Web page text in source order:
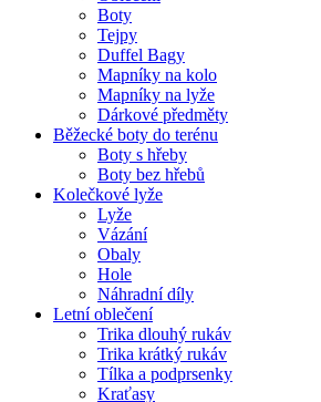
Boty
Tejpy
Duffel Bagy
Mapníky na kolo
Mapníky na lyže
Dárkové předměty
Běžecké boty do terénu
Boty s hřeby
Boty bez hřebů
Kolečkové lyže
Lyže
Vázání
Obaly
Hole
Náhradní díly
Letní oblečení
Trika dlouhý rukáv
Trika krátký rukáv
Tílka a podprsenky
Kraťasy